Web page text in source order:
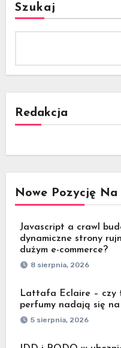
Szukaj
Redakcja
Nowe Pozycję Na
Javascript a crawl
dynamiczne strony
dużym e-commerce?
8 sierpnia, 2026
Lattafa Eclaire – czy
perfumy nadają się
5 sierpnia, 2026